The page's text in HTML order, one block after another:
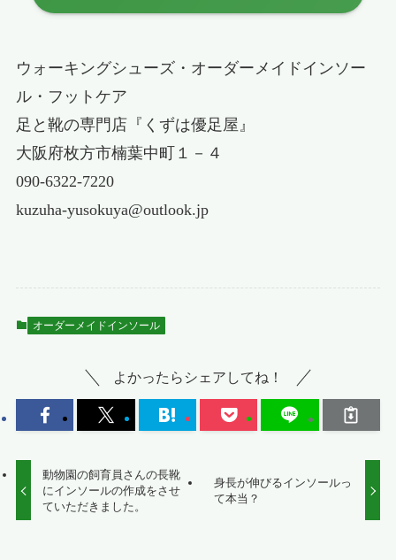
ウォーキングシューズ・オーダーメイドインソー
ル・フットケア
足と靴の専門店『くずは優足屋』
大阪府枚方市楠葉中町１－４
090-6322-7220
kuzuha-yusokuya@outlook.jp
オーダーメイドインソール
よかったらシェアしてね！
動物園の飼育員さんの長靴
にインソールの作成をさせ
ていただきました。
身長が伸びるインソールっ
て本当？